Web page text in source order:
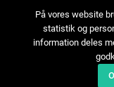
På vores website
statistik og
information deles